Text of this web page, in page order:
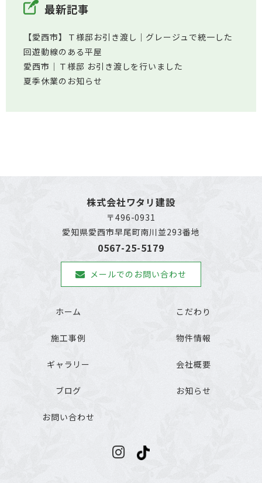
最新記事
【愛西市】Ｔ様邸お引き渡し｜グレージュで統一した
回遊動線のある平屋
愛西市│Ｔ様邸 お引き渡しを行いました
夏季休業のお知らせ
株式会社ワタリ建設
〒496-0931
愛知県愛西市早尾町南川並293番地
0567-25-5179
メールでのお問い合わせ
ホーム こだわり
施工事例 物件情報
ギャラリー 会社概要
ブログ お知らせ
お問い合わせ